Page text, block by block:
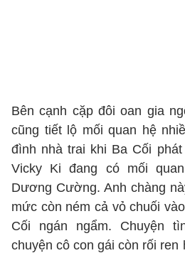
Bên cạnh cặp đôi oan gia
cũng tiết lộ mối quan hệ
đình nhà trai khi Ba Cối
Vicky Ki đang có mối
Dương Cường. Anh chàng
mức còn ném cả vỏ chuối
Cối ngán ngẩm. Chuyện
chuyện cô con gái còn rối